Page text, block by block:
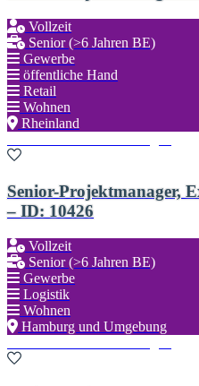
Vollzeit
Senior (>6 Jahren BE)
Gewerbe
öffentliche Hand
Retail
Wohnen
Rheinland
Senior-Projektmanager,
– ID: 10426
Vollzeit
Senior (>6 Jahren BE)
Gewerbe
Logistik
Wohnen
Hamburg und Umgebung